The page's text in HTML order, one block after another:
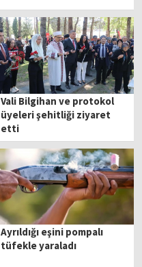
Vali Bilgihan ve protokol
üyeleri şehitliği ziyaret
etti
Ayrıldığı eşini pompalı
tüfekle yaraladı